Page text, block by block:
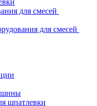
для смесей
для смесей
шпатлевки